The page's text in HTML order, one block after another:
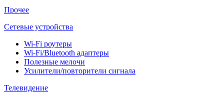
Прочее
Сетевые устройства
Wi-Fi роутеры
Wi-Fi/Bluetooth адаптеры
Полезные мелочи
Усилители/повторители сигнала
Телевидение